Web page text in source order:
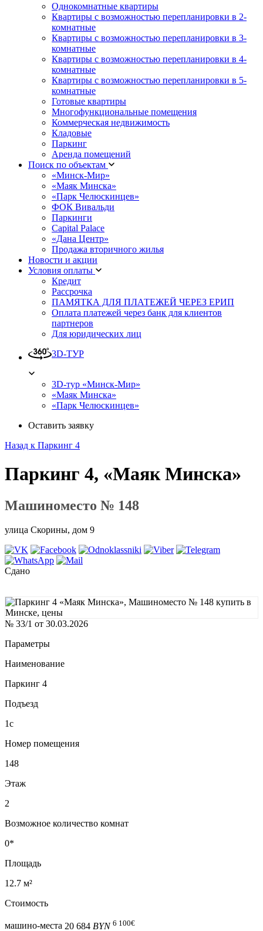
Однокомнатные квартиры
Квартиры с возможностью перепланировки в 2-
комнатные
Квартиры с возможностью перепланировки в 3-
комнатные
Квартиры с возможностью перепланировки в 4-
комнатные
Квартиры с возможностью перепланировки в 5-
комнатные
Готовые квартиры
Многофункциональные помещения
Коммерческая недвижимость
Кладовые
Паркинг
Аренда помещений
Поиск по объектам
«Минск-Мир»
«Маяк Минска»
«Парк Челюскинцев»
ФОК Вивальди
Паркинги
Capital Palace
«Дана Центр»
Продажа вторичного жилья
Новости и акции
Условия оплаты
Кредит
Рассрочка
ПАМЯТКА ДЛЯ ПЛАТЕЖЕЙ ЧЕРЕЗ ЕРИП
Оплата платежей через банк для клиентов
партнеров
Для юридических лиц
3D-ТУР
3D-тур «Минск-Мир»
«Маяк Минска»
«Парк Челюскинцев»
Оставить заявку
Назад к Паркинг 4
Паркинг 4, «Маяк Минска»
Машиноместо № 148
улица Скорины, дом 9
Сдано
№ 33/1 от 30.03.2026
Параметры
Наименование
Паркинг 4
Подъезд
1с
Номер помещения
148
Этаж
2
Возможное количество комнат
0*
Площадь
12.7 м²
Стоимость
машино-места 20 684 BYN 6 100€